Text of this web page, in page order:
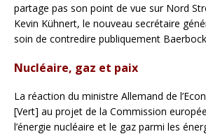
partage pas son point de vue sur Nord
Kevin Kühnert, le nouveau secrétaire
soin de contredire publiquement
Nucléaire, gaz et paix
La réaction du ministre Allemand de
[Vert] au projet de la Commission
l’énergie nucléaire et le gaz parmi les